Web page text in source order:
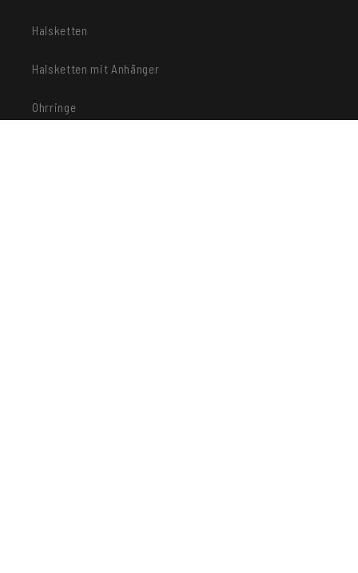
Halsketten
Halsketten mit Anhänger
Ohrringe